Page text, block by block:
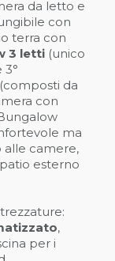
da letto e
con
terra con
3 letti (unico
(composti da
con
ma
alle camere,
esterno
,
per i